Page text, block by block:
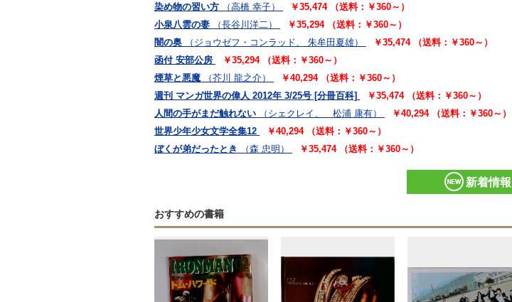
染め物の習い方
（高橋 幸子）
￥35,474 （送料：￥360～）
小泉八雲の妻
（長谷川洋二）
￥35,294 （送料：￥360～）
闇の奥
（ジョウゼフ・コンラッド、 朱牟田夏雄）
￥35,474 （送料：￥360～）
函付 安部公房
￥35,294 （送料：￥360～）
煙草と悪魔
（芥川 龍之介）
￥40,294 （送料：￥360～）
週刊 マンガ世界の偉人 2012年 3/25号 [分冊百科]
￥35,474 （送料：￥360～）
人間の手がまだ触れない
（シェクレイ、 松浦 康有）
￥40,294 （送料：￥360～）
世界少年少女文学全集12
￥40,294 （送料：￥360～）
ぼくが弟だったとき
（森 忠明） ￥35,474 （送料：￥360～）
新着情報
おすすめの書籍